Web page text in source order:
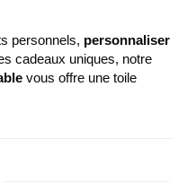
personnels, personnaliser
cadeaux uniques, notre
vous offre une toile